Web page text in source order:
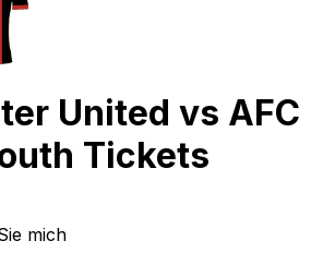
United vs AFC
Tickets
mich